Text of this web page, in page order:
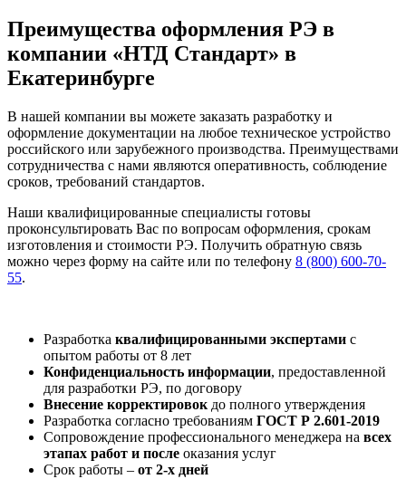
Преимущества оформления РЭ в
компании «НТД Стандарт» в
Екатеринбурге
В нашей компании вы можете заказать разработку и
оформление документации на любое техническое устройство
российского или зарубежного производства. Преимуществами
сотрудничества с нами являются оперативность, соблюдение
сроков, требований стандартов.
Наши квалифицированные специалисты готовы
проконсультировать Вас по вопросам оформления, срокам
изготовления и стоимости РЭ. Получить обратную связь
можно через форму на сайте или по телефону 8 (800) 600-70-
55.
Разработка квалифицированными экспертами с
опытом работы от 8 лет
Конфиденциальность информации, предоставленной
для разработки РЭ, по договору
Внесение корректировок до полного утверждения
Разработка согласно требованиям ГОСТ Р 2.601-2019
Сопровождение профессионального менеджера на всех
этапах работ и после оказания услуг
Срок работы – от 2-х дней